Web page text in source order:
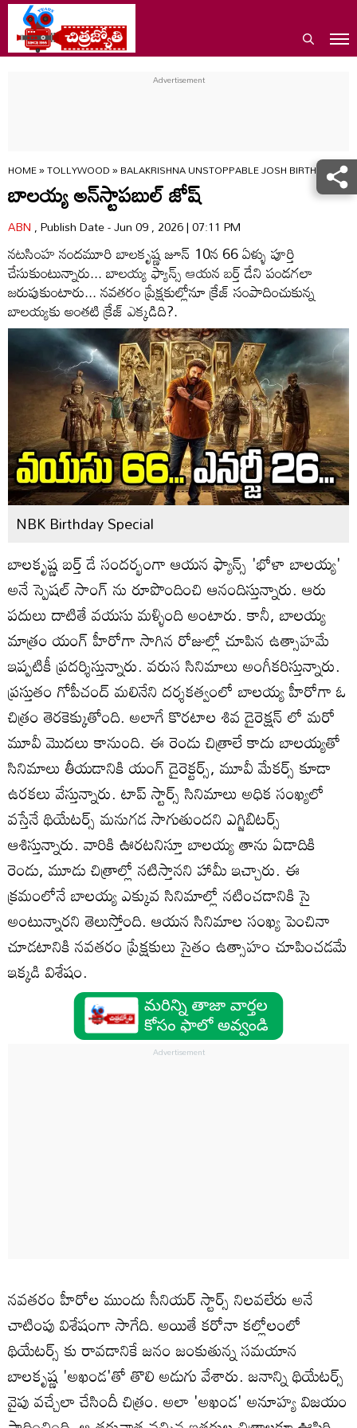
HOME»TOLLYWOOD»BALAKRISHNA UNSTOPPABLE JOSH BIRTHDAY
బాలయ్య అన్‌స్టాపబుల్ జోష్
ABN, Publish Date - Jun 09 , 2026 | 07:11 PM
నటసింహ నందమూరి బాలకృష్ణ జూన్ 10న 66 ఏళ్ళు పూర్తి
చేసుకుంటున్నారు... బాలయ్య ఫ్యాన్స్ ఆయన బర్త్ డేని పండగలా
జరుపుకుంటారు... నవతరం ప్రేక్షకుల్లోనూ క్రేజ్ సంపాదించుకున్న
బాలయ్యకు అంతటి క్రేజ్ ఎక్కడిది?.
NBK Birthday Special
బాలకృష్ణ బర్త్ డే సందర్భంగా ఆయన ఫ్యాన్స్ 'భోళా బాలయ్య'
అనే స్పెషల్ సాంగ్ ను రూపొందించి ఆనందిస్తున్నారు. ఆరు
పదులు దాటితే వయసు మళ్ళింది అంటారు. కానీ, బాలయ్య
మాత్రం యంగ్ హీరోగా సాగిన రోజుల్లో చూపిన ఉత్సాహమే
ఇప్పటికీ ప్రదర్శిస్తున్నారు. వరుస సినిమాలు అంగీకరిస్తున్నారు.
ప్రస్తుతం గోపీచంద్ మలినేని దర్శకత్వంలో బాలయ్య హీరోగా ఓ
చిత్రం తెరకెక్కుతోంది. అలాగే కొరటాల శివ డైరెక్షన్ లో మరో
మూవీ మొదలు కానుంది. ఈ రెండు చిత్రాలే కాదు బాలయ్యతో
సినిమాలు తీయడానికి యంగ్ డైరెక్టర్స్, మూవీ మేకర్స్ కూడా
ఉరకలు వేస్తున్నారు. టాప్ స్టార్స్ సినిమాలు అధిక సంఖ్యలో
వస్తేనే థియేటర్స్ మనుగడ సాగుతుందని ఎగ్జిబిటర్స్
ఆశిస్తున్నారు. వారికి ఊరటనిస్తూ బాలయ్య తాను ఏడాదికి
రెండు, మూడు చిత్రాల్లో నటిస్తానని హామీ ఇచ్చారు. ఈ
క్రమంలోనే బాలయ్య ఎక్కువ సినిమాల్లో నటించడానికి సై
అంటున్నారని తెలుస్తోంది. ఆయన సినిమాల సంఖ్య పెంచినా
చూడటానికి నవతరం ప్రేక్షకులు సైతం ఉత్సాహం చూపించడమే
ఇక్కడి విశేషం.
నవతరం హీరోల ముందు సీనియర్ స్టార్స్ నిలవలేరు అనే
చాటింపు విశేషంగా సాగేది. అయితే కరోనా కల్లోలంలో
థియేటర్స్ కు రావడానికే జనం జంకుతున్న సమయాన
బాలకృష్ణ 'అఖండ'తో తొలి అడుగు వేశారు. జనాన్ని థియేటర్స్
వైపు వచ్చేలా చేసిందీ చిత్రం. అలా 'అఖండ' అనూహ్య విజయం